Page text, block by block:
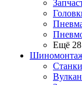
Ещё 28